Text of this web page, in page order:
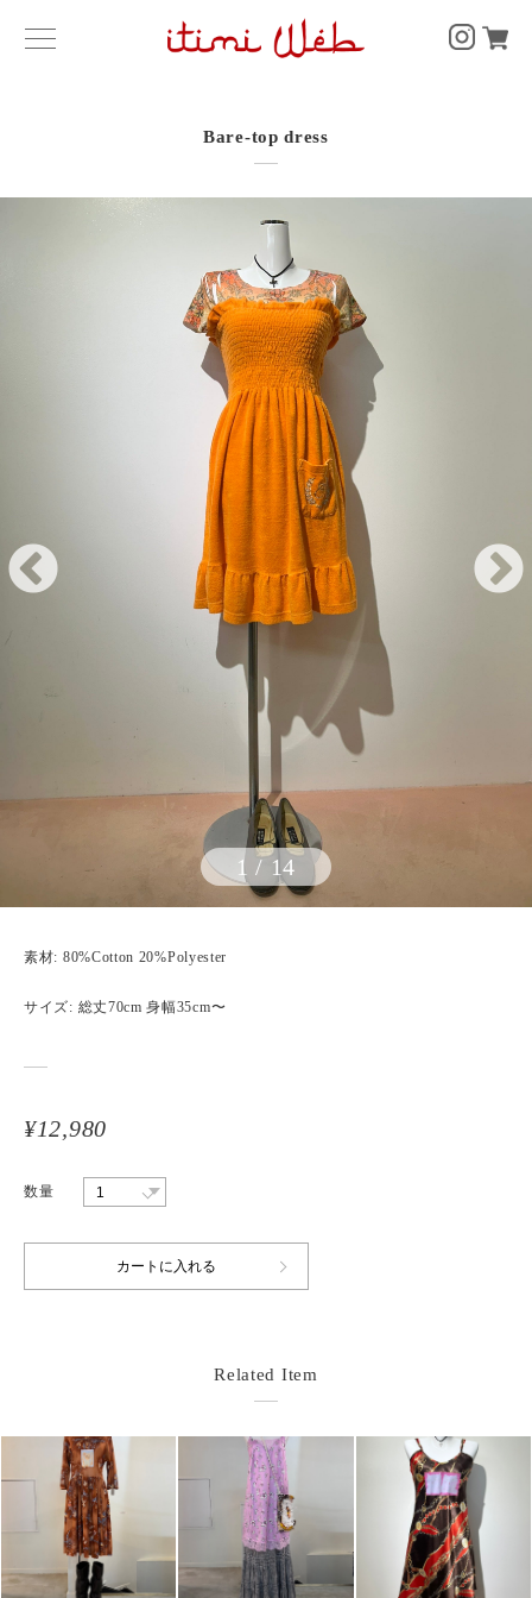
Bare-top dress
1 / 14
素材: 80%Cotton 20%Polyester
サイズ: 総丈70cm 身幅35cm〜
¥12,980
数量
Related Item